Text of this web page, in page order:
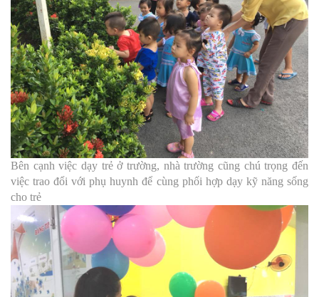
Bên cạnh việc dạy trẻ ở trường, nhà trường cũng chú trọng đến
việc trao đổi với phụ huynh để cùng phối hợp dạy kỹ năng sống
cho trẻ